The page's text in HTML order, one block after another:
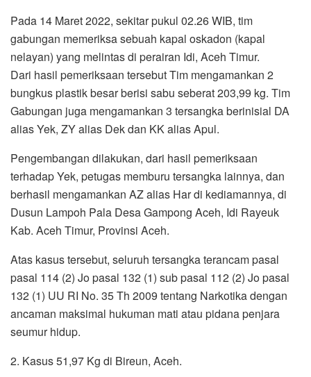
Pada 14 Maret 2022, sekitar pukul 02.26 WIB, tim
gabungan memeriksa sebuah kapal oskadon (kapal
nelayan) yang melintas di perairan Idi, Aceh Timur.
Dari hasil pemeriksaan tersebut Tim mengamankan 2
bungkus plastik besar berisi sabu seberat 203,99 kg. Tim
Gabungan juga mengamankan 3 tersangka berinisial DA
alias Yek, ZY alias Dek dan KK alias Apul.
Pengembangan dilakukan, dari hasil pemeriksaan
terhadap Yek, petugas memburu tersangka lainnya, dan
berhasil mengamankan AZ alias Har di kediamannya, di
Dusun Lampoh Pala Desa Gampong Aceh, Idi Rayeuk
Kab. Aceh Timur, Provinsi Aceh.
Atas kasus tersebut, seluruh tersangka terancam pasal
pasal 114 (2) Jo pasal 132 (1) sub pasal 112 (2) Jo pasal
132 (1) UU RI No. 35 Th 2009 tentang Narkotika dengan
ancaman maksimal hukuman mati atau pidana penjara
seumur hidup.
2. Kasus 51,97 Kg di Bireun, Aceh.